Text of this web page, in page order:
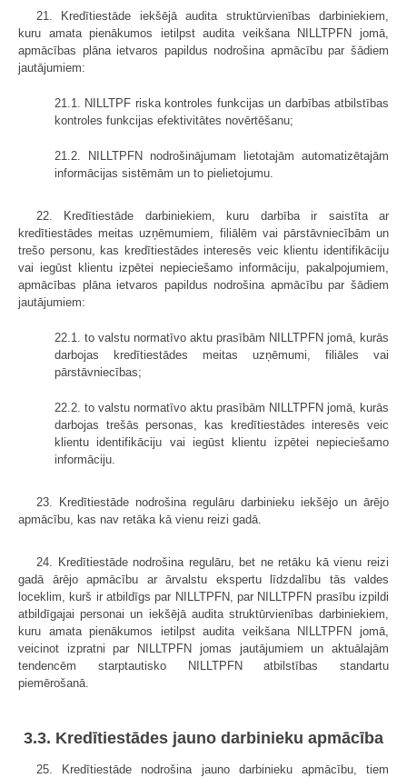
21. Kredītiestāde iekšējā audita struktūrvienības darbiniekiem,
kuru amata pienākumos ietilpst audita veikšana NILLTPFN jomā,
apmācības plāna ietvaros papildus nodrošina apmācību par šādiem
jautājumiem:
21.1. NILLTPF riska kontroles funkcijas un darbības atbilstības
kontroles funkcijas efektivitātes novērtēšanu;
21.2. NILLTPFN nodrošinājumam lietotajām automatizētajām
informācijas sistēmām un to pielietojumu.
22. Kredītiestāde darbiniekiem, kuru darbība ir saistīta ar
kredītiestādes meitas uzņēmumiem, filiālēm vai pārstāvniecībām un
trešo personu, kas kredītiestādes interesēs veic klientu identifikāciju
vai iegūst klientu izpētei nepieciešamo informāciju, pakalpojumiem,
apmācības plāna ietvaros papildus nodrošina apmācību par šādiem
jautājumiem:
22.1. to valstu normatīvo aktu prasībām NILLTPFN jomā, kurās
darbojas kredītiestādes meitas uzņēmumi, filiāles vai
pārstāvniecības;
22.2. to valstu normatīvo aktu prasībām NILLTPFN jomā, kurās
darbojas trešās personas, kas kredītiestādes interesēs veic
klientu identifikāciju vai iegūst klientu izpētei nepieciešamo
informāciju.
23. Kredītiestāde nodrošina regulāru darbinieku iekšējo un ārējo
apmācību, kas nav retāka kā vienu reizi gadā.
24. Kredītiestāde nodrošina regulāru, bet ne retāku kā vienu reizi
gadā ārējo apmācību ar ārvalstu ekspertu līdzdalību tās valdes
loceklim, kurš ir atbildīgs par NILLTPFN, par NILLTPFN prasību izpildi
atbildīgajai personai un iekšējā audita struktūrvienības darbiniekiem,
kuru amata pienākumos ietilpst audita veikšana NILLTPFN jomā,
veicinot izpratni par NILLTPFN jomas jautājumiem un aktuālajām
tendencēm starptautisko NILLTPFN atbilstības standartu
piemērošanā.
3.3. Kredītiestādes jauno darbinieku apmācība
25. Kredītiestāde nodrošina jauno darbinieku apmācību, tiem